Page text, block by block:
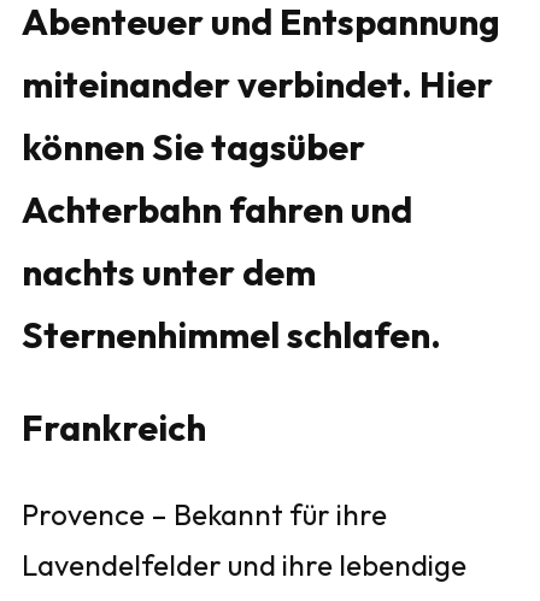
Abenteuer und Entspannung
miteinander verbindet. Hier
können Sie tagsüber
Achterbahn fahren und
nachts unter dem
Sternenhimmel schlafen.
Frankreich
Provence – Bekannt für ihre
Lavendelfelder und ihre lebendige